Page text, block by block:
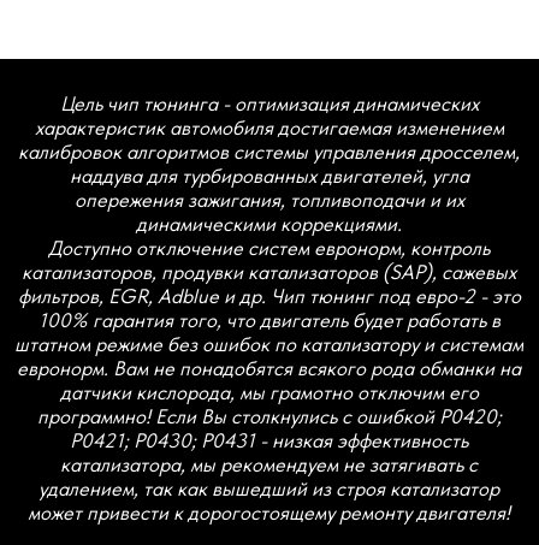
удалением, так как вышедший из строя катализатор
Так же мы занимаемся слесарными работами по
удалению катализаторов, сажевых фильтров и других
систем евронорм. Не спешите удалять исправный
катализатор! Удаление исправного катализатора не
принесет положительных изменений, а наоборот может
навредить двигателю! Состояние катализаторов можно
оценить с помощью профессиональной диагностики! При
отключение EGR используем качественные заглушки из
жаропрочной нержавеющей стали. Стоимость работ
уточняйте!
*Стоимость указана за базовый STAGE1 без учета
скидок и акций, стоимость прошивки с отключением